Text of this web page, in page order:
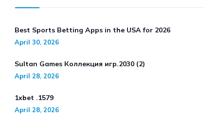
Best Sports Betting Apps in the USA for 2026
April 30, 2026
Sultan Games Коллекция игр.2030 (2)
April 28, 2026
1xbet .1579
April 28, 2026